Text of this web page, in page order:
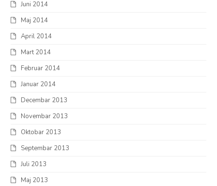
Juni 2014
Maj 2014
April 2014
Mart 2014
Februar 2014
Januar 2014
Decembar 2013
Novembar 2013
Oktobar 2013
Septembar 2013
Juli 2013
Maj 2013